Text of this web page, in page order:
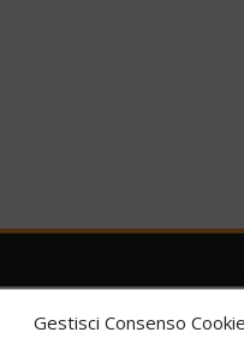
Gestisci Consenso Cookie